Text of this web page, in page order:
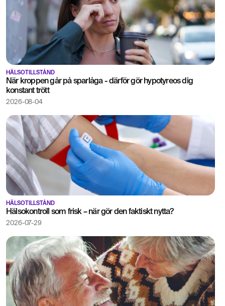
HÄLSOTILLSTÅND
När kroppen går på sparlåga - därför gör hypotyreos dig
konstant trött
2026-08-04
HÄLSOTILLSTÅND
Hälsokontroll som frisk – när gör den faktiskt nytta?
2026-07-29